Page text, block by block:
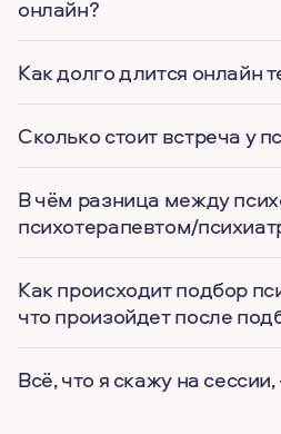
онлайн?
Как долго длится онлайн
Сколько стоит встреча у
В чём разница между
психотерапевтом/
Как происходит подбор
что произойдет после
Всё, что я скажу на